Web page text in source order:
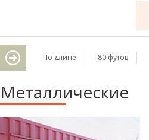
По длине 80 футов
Металлические